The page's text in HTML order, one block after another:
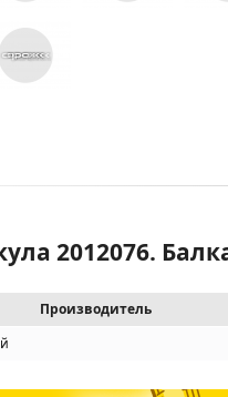
2012076.
Производитель